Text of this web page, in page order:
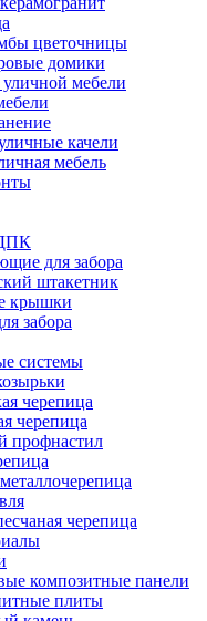
цветочницы
домики
мебели
качели
мебель
для забора
штакетник
крышки
забора
системы
черепица
черепица
профнастил
черепица
композитные панели
плиты